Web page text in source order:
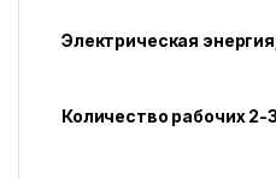
Электрическая
Количество рабочих 2-